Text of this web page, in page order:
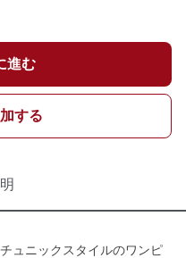
進む
する
ュニックスタイルのワンピ